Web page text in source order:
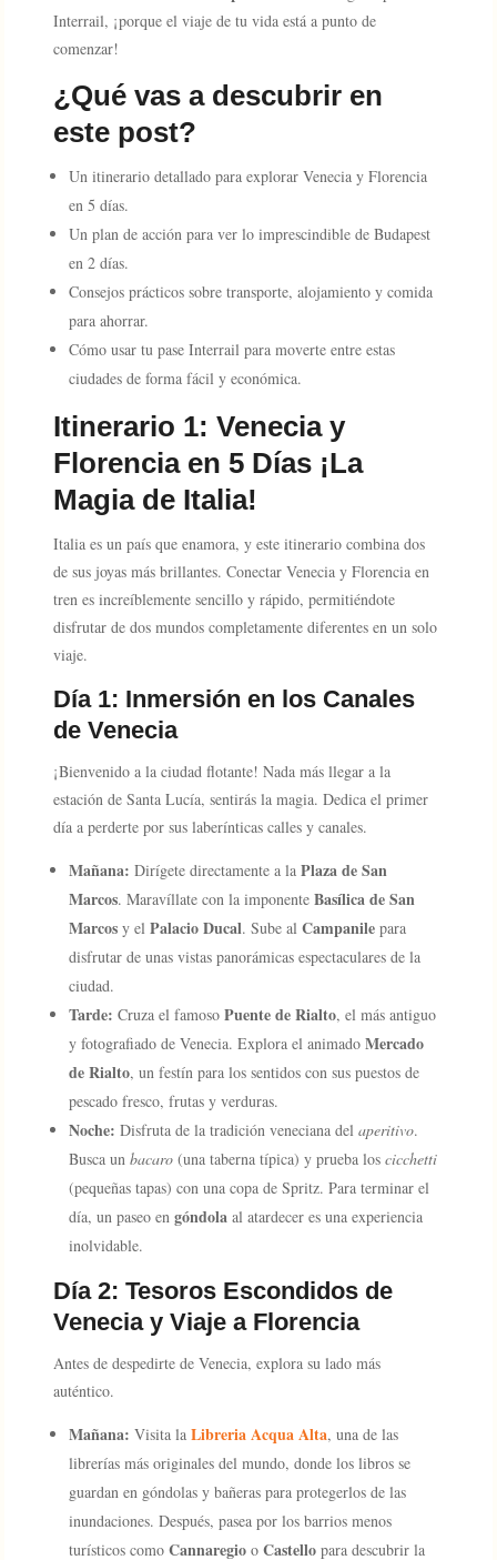
Interrail, ¡porque el viaje de tu vida está a punto de
comenzar!
¿Qué vas a descubrir en
este post?
Un itinerario detallado para explorar Venecia y Florencia
en 5 días.
Un plan de acción para ver lo imprescindible de Budapest
en 2 días.
Consejos prácticos sobre transporte, alojamiento y comida
para ahorrar.
Cómo usar tu pase Interrail para moverte entre estas
ciudades de forma fácil y económica.
Itinerario 1: Venecia y
Florencia en 5 Días ¡La
Magia de Italia!
Italia es un país que enamora, y este itinerario combina dos
de sus joyas más brillantes. Conectar Venecia y Florencia en
tren es increíblemente sencillo y rápido, permitiéndote
disfrutar de dos mundos completamente diferentes en un solo
viaje.
Día 1: Inmersión en los Canales
de Venecia
¡Bienvenido a la ciudad flotante! Nada más llegar a la
estación de Santa Lucía, sentirás la magia. Dedica el primer
día a perderte por sus laberínticas calles y canales.
Mañana: Dirígete directamente a laPlaza de San
Marcos. Maravíllate con la imponenteBasílica de San
Marcos y elPalacio Ducal. Sube alCampanile para
disfrutar de unas vistas panorámicas espectaculares de la
ciudad.
Tarde: Cruza el famosoPuente de Rialto, el más antiguo
y fotografiado de Venecia. Explora el animadoMercado
de Rialto, un festín para los sentidos con sus puestos de
pescado fresco, frutas y verduras.
Noche: Disfruta de la tradición veneciana delaperitivo.
Busca unbacaro (una taberna típica) y prueba loscicchetti
(pequeñas tapas) con una copa de Spritz. Para terminar el
día, un paseo engóndola al atardecer es una experiencia
inolvidable.
Día 2: Tesoros Escondidos de
Venecia y Viaje a Florencia
Antes de despedirte de Venecia, explora su lado más
auténtico.
Mañana: Visita laLibreria Acqua Alta, una de las
librerías más originales del mundo, donde los libros se
guardan en góndolas y bañeras para protegerlos de las
inundaciones. Después, pasea por los barrios menos
turísticos comoCannaregio oCastello para descubrir la